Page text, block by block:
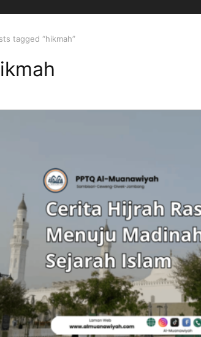
tagged “hikmah”